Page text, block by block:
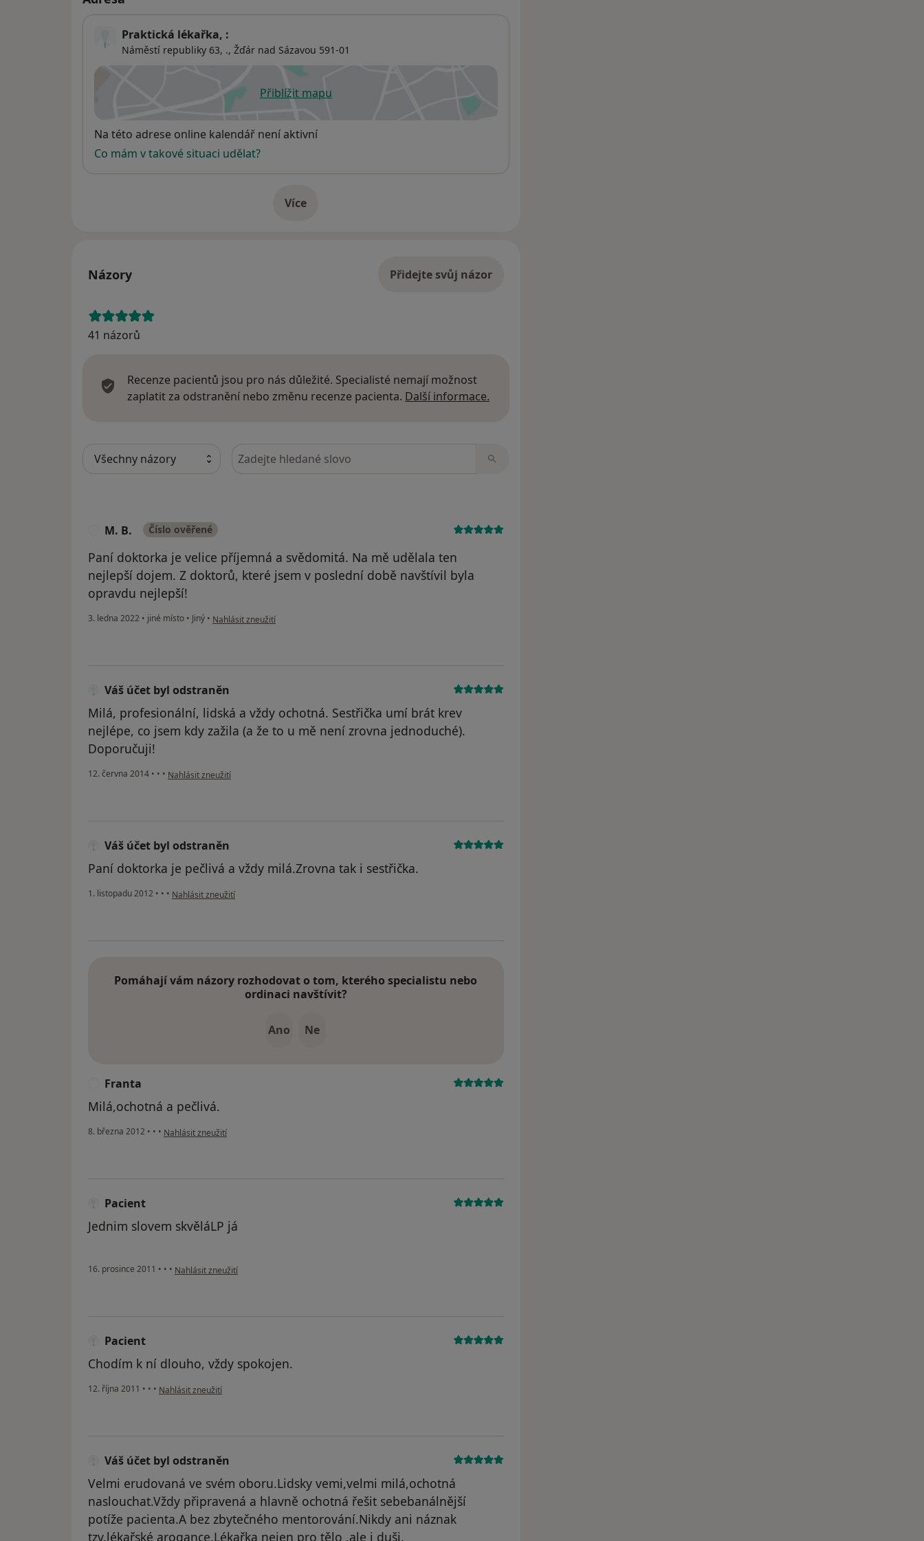
Praktická lékařka, :
Náměstí republiky 63, ., Žďár nad Sázavou 591-01
Přiblížit mapuse otevře v nové záložce
Dostupnost
Na této adrese online kalendář není aktivní
Co mám v takové situaci udělat?
Víceo adrese
Názory Přidejte svůj názor
41 názorů
Recenze pacientů jsou pro nás důležité. Specialisté nemají možnost
zaplatit za odstranění nebo změnu recenze pacienta. Další informace.
Hledejte v názorech
M. B. Číslo ověřené
Paní doktorka je velice příjemná a svědomitá. Na mě udělala ten
nejlepší dojem. Z doktorů, které jsem v poslední době navštívil byla
opravdu nejlepší!
3. ledna 2022 • jiné místo • Jiný • podle názoru uživatele M. B.
Nahlásit zneužití
Váš účet byl odstraněn
Milá, profesionální, lidská a vždy ochotná. Sestřička umí brát krev
nejlépe, co jsem kdy zažila (a že to u mě není zrovna jednoduché).
Doporučuji!
12. června 2014 • • • podle názoru uživatele Váš účet byl odstraněn
Nahlásit zneužití
Váš účet byl odstraněn
Paní doktorka je pečlivá a vždy milá.Zrovna tak i sestřička.
1. listopadu 2012 • • • podle názoru uživatele Váš účet byl odstraněn
Nahlásit zneužití
Pomáhají vám názory rozhodovat o tom, kterého specialistu nebo
ordinaci navštívit?
Ano Ne
Franta
Milá,ochotná a pečlivá.
8. března 2012 • • • podle názoru uživatele Franta
Nahlásit zneužití
Pacient
Jednim slovem skvěláLP já
16. prosince 2011 • • • podle názoru uživatele Pacient
Nahlásit zneužití
Pacient
Chodím k ní dlouho, vždy spokojen.
12. října 2011 • • • podle názoru uživatele Pacient
Nahlásit zneužití
Váš účet byl odstraněn
Velmi erudovaná ve svém oboru.Lidsky vemi,velmi milá,ochotná
naslouchat.Vždy připravená a hlavně ochotná řešit sebebanálnější
potíže pacienta.A bez zbytečného mentorování.Nikdy ani náznak
tzv.lékařské arogance.Lékařka nejen pro tělo ,ale i duši.